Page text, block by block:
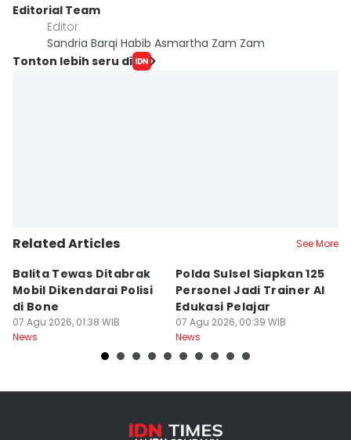
Editorial Team
Editor
Sandria Barqi Habib Asmartha Zam Zam
Tonton lebih seru di
Related Articles See More
Balita Tewas Ditabrak
Mobil Dikendarai Polisi
di Bone
07 Agu 2026, 01:38 WIB
News
Polda Sulsel Siapkan 125
Personel Jadi Trainer AI
Edukasi Pelajar
07 Agu 2026, 00:39 WIB
News